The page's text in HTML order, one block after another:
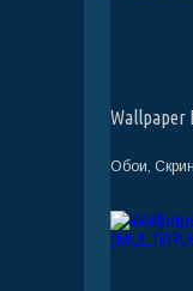
Wallpaper
Обои,